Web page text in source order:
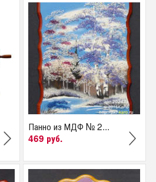
Панно из МДФ № 2...
469 руб.